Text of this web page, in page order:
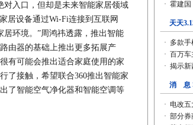
入口，但却是未来智能家居领域
居设备通过Wi-Fi连接到互联网
环境。”周鸿祎透露，推出智能
由器的基础上推出更多拓展产
有可能会推出适合家庭使用的家
了接触，希望联合360推出智能家
了智能空气净化器和智能空调等